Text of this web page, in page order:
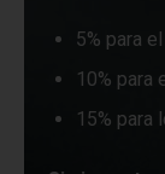
5% para
10% para
15% para